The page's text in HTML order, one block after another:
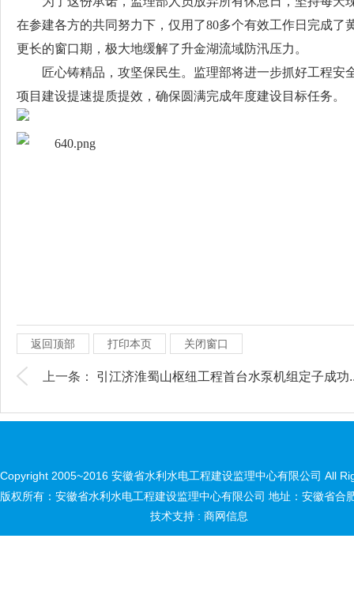
在参建各方的共同努力下，仅用了80多个有效工作日完成
更长的窗口期，极大地缓解了升金湖流域防汛压力。
匠心铸精品，攻坚保民生。监理部将进一步抓好工程
项目建设提速提质提效，确保圆满完成年度建设目标任务。
返回顶部 打印本页 关闭窗口
上一条： 引江济淮蜀山枢纽工程首台水泵机组定子成功
Copyright 2005~2016 安徽省水利水电工程建设监理中心有限公司 All
版权所有：安徽省水利水电工程建设监理中心有限公司 地址：安徽省
技术支持 : 商网信息